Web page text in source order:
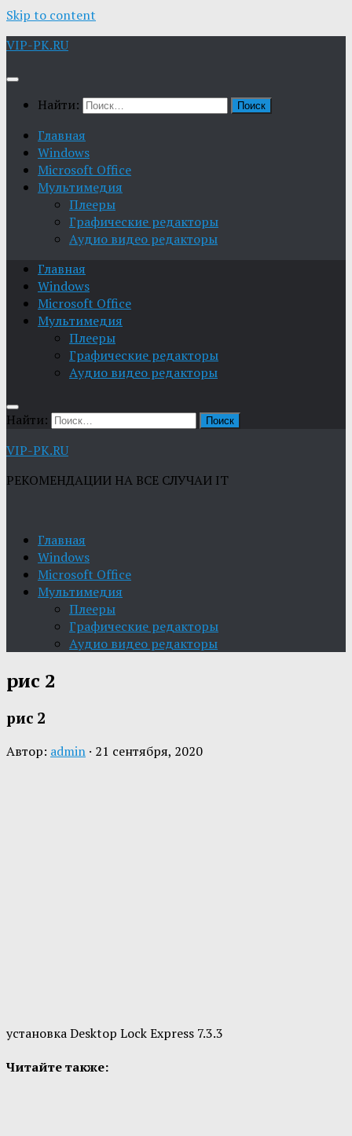
Skip to content
VIP-PK.RU
Найти:
Главная
Windows
Microsoft Office
Мультимедия
Плееры
Графические редакторы
Aудио видео редакторы
Главная
Windows
Microsoft Office
Мультимедия
Плееры
Графические редакторы
Aудио видео редакторы
Найти:
VIP-PK.RU
РЕКОМЕНДАЦИИ НА ВСЕ СЛУЧАИ IT
Главная
Windows
Microsoft Office
Мультимедия
Плееры
Графические редакторы
Aудио видео редакторы
рис 2
рис 2
Автор: admin · 21 сентября, 2020
установка Desktop Lock Express 7.3.3
Читайте также: